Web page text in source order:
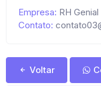
Empresa: RH Genial
Contato:
Voltar